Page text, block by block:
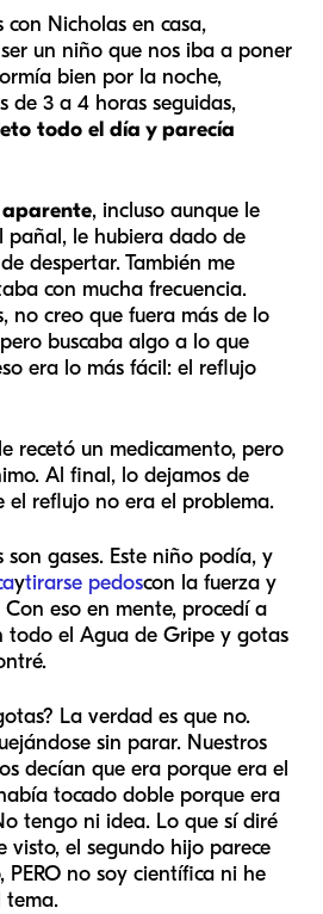
con Nicholas en casa,
un niño que nos iba a poner
bien por la noche,
de 3 a 4 horas seguidas,
todo el día y parecía
, incluso aunque le
pañal, le hubiera dado de
despertar. También me
con mucha frecuencia.
no creo que fuera más de lo
buscaba algo a lo que
era lo más fácil: el reflujo
recetó un medicamento, pero
Al final, lo dejamos de
el reflujo no era el problema.
son gases. Este niño podía, y
ytirarse pedoscon la fuerza y
eso en mente, procedí a
todo el Agua de Gripe y gotas
La verdad es que no.
sin parar. Nuestros
decían que era porque era el
tocado doble porque era
tengo ni idea. Lo que sí diré
visto, el segundo hijo parece
PERO no soy científica ni he
tema.